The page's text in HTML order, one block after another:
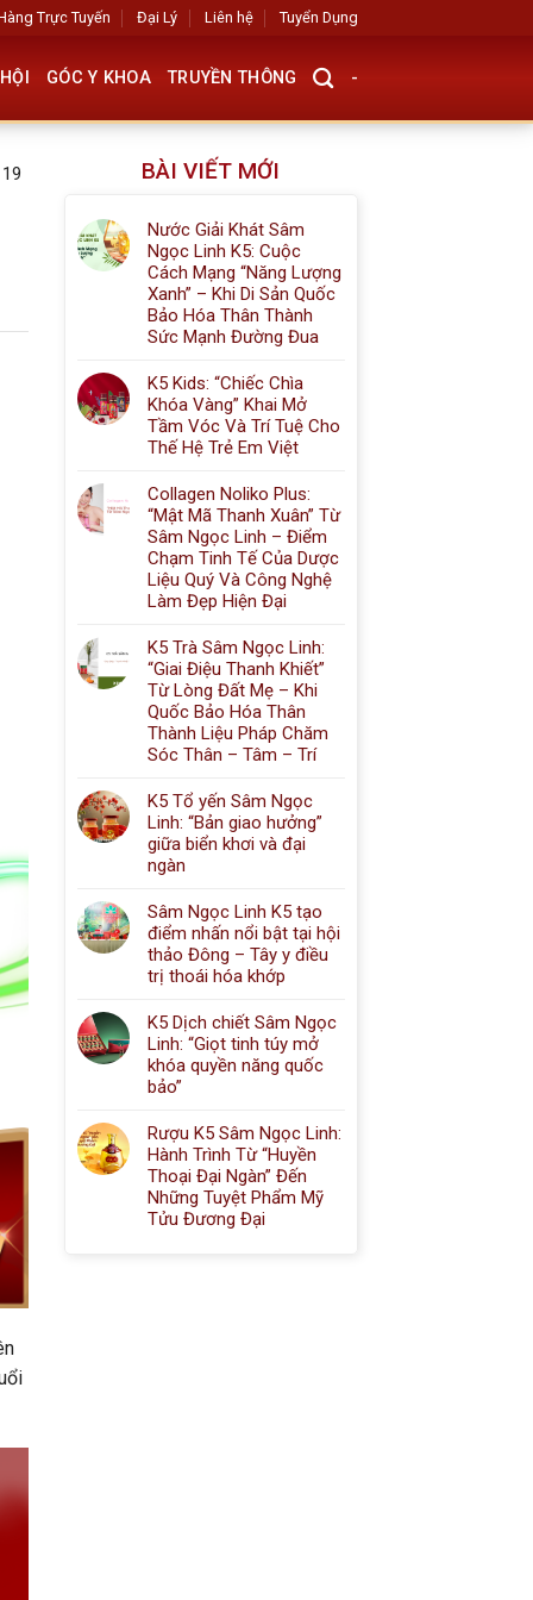
Trực Tuyến Đại Lý Liên hệ Tuyển Dụng
GÓC Y KHOA TRUYỀN THÔNG -
BÀI VIẾT MỚI
Nước Giải Khát Sâm
Ngọc Linh K5: Cuộc
Cách Mạng “Năng Lượng
Xanh” – Khi Di Sản Quốc
Bảo Hóa Thân Thành
Sức Mạnh Đường Đua
K5 Kids: “Chiếc Chìa
Khóa Vàng” Khai Mở
Tầm Vóc Và Trí Tuệ Cho
Thế Hệ Trẻ Em Việt
Collagen Noliko Plus:
“Mật Mã Thanh Xuân” Từ
Sâm Ngọc Linh – Điểm
Chạm Tinh Tế Của Dược
Liệu Quý Và Công Nghệ
Làm Đẹp Hiện Đại
K5 Trà Sâm Ngọc Linh:
“Giai Điệu Thanh Khiết”
Từ Lòng Đất Mẹ – Khi
Quốc Bảo Hóa Thân
Thành Liệu Pháp Chăm
Sóc Thân – Tâm – Trí
K5 Tổ yến Sâm Ngọc
Linh: “Bản giao hưởng”
giữa biển khơi và đại
ngàn
Sâm Ngọc Linh K5 tạo
điểm nhấn nổi bật tại hội
thảo Đông – Tây y điều
trị thoái hóa khớp
K5 Dịch chiết Sâm Ngọc
Linh: “Giọt tinh túy mở
khóa quyền năng quốc
bảo”
Rượu K5 Sâm Ngọc Linh:
Hành Trình Từ “Huyền
Thoại Đại Ngàn” Đến
Những Tuyệt Phẩm Mỹ
Tửu Đương Đại